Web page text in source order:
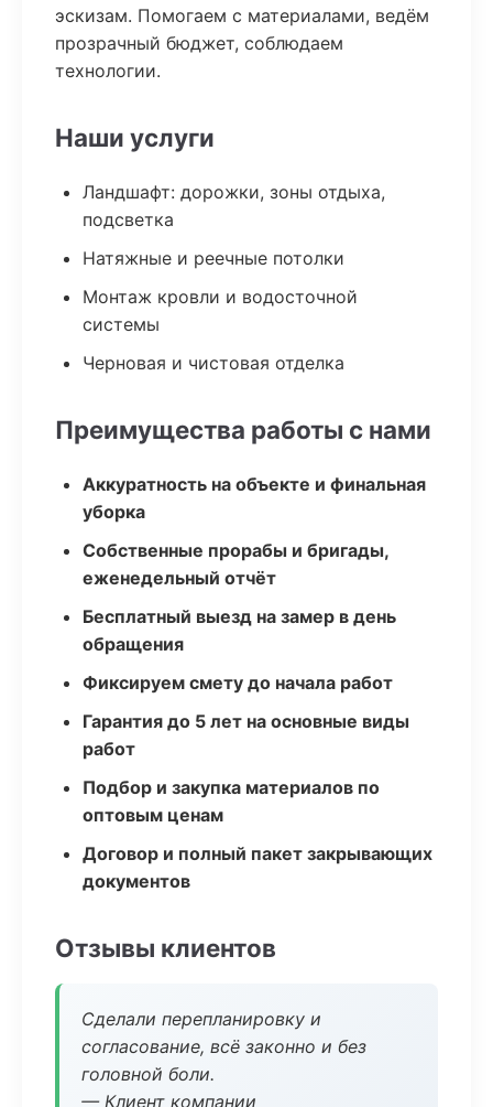
эскизам. Помогаем с материалами, ведём
прозрачный бюджет, соблюдаем
технологии.
Наши услуги
Ландшафт: дорожки, зоны отдыха,
подсветка
Натяжные и реечные потолки
Монтаж кровли и водосточной
системы
Черновая и чистовая отделка
Преимущества работы с нами
Аккуратность на объекте и финальная
уборка
Собственные прорабы и бригады,
еженедельный отчёт
Бесплатный выезд на замер в день
обращения
Фиксируем смету до начала работ
Гарантия до 5 лет на основные виды
работ
Подбор и закупка материалов по
оптовым ценам
Договор и полный пакет закрывающих
документов
Отзывы клиентов
Сделали перепланировку и
согласование, всё законно и без
головной боли.
— Клиент компании